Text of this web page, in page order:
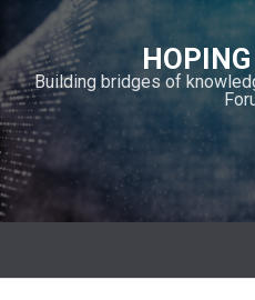
i
p
t
o
c
o
n
n
Building bridges of